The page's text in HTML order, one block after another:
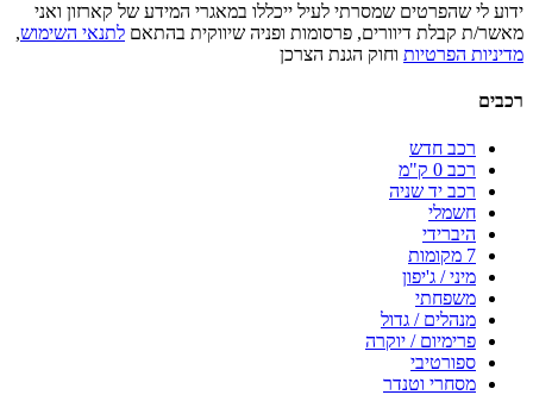
ידוע לי שהפרטים שמסרתי לעיל ייכללו במאגרי המידע של קארזון ואני
מאשר/ת קבלת דיוורים, פרסומות ופניה שיווקית בהתאם לתנאי השימוש,
מדיניות הפרטיות וחוק הגנת הצרכן
רכבים
רכב חדש
רכב 0 ק"מ
רכב יד שניה
חשמלי
היברידי
7 מקומות
מיני / ג'יפון
משפחתי
מנהלים / גדול
פרימיום / יוקרה
ספורטיבי
מסחרי וטנדר